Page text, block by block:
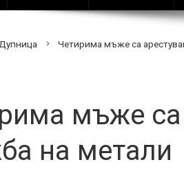
Дупница Четирима мъже са
мъже са
на метали